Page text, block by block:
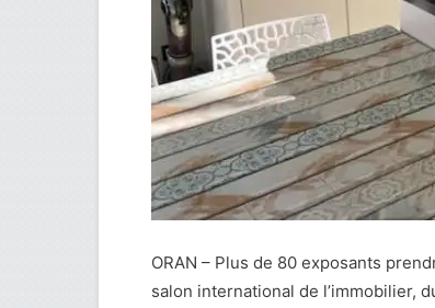
ORAN – Plus de 80 exposants
salon international de l’immobilier,